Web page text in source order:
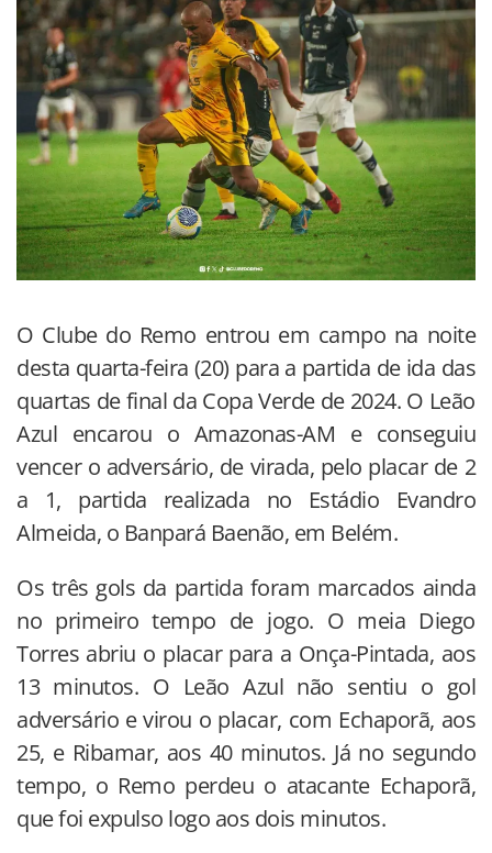
O Clube do Remo entrou em campo na noite
desta quarta-feira (20) para a partida de ida das
quartas de final da Copa Verde de 2024. O Leão
Azul encarou o Amazonas-AM e conseguiu
vencer o adversário, de virada, pelo placar de 2
a 1, partida realizada no Estádio Evandro
Almeida, o Banpará Baenão, em Belém.
Os três gols da partida foram marcados ainda
no primeiro tempo de jogo. O meia Diego
Torres abriu o placar para a Onça-Pintada, aos
13 minutos. O Leão Azul não sentiu o gol
adversário e virou o placar, com Echaporã, aos
25, e Ribamar, aos 40 minutos. Já no segundo
tempo, o Remo perdeu o atacante Echaporã,
que foi expulso logo aos dois minutos.